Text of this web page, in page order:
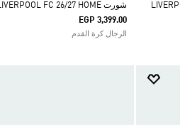
شورت LIVERPOOL FC 26/27 HOME
EGP 3,399.00
الرجال كرة القدم